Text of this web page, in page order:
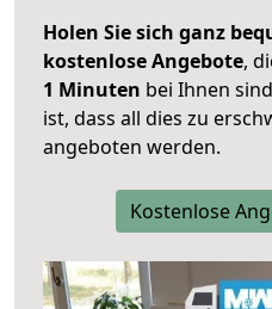
Holen Sie sich ganz
kostenlose Angebote,
1 Minuten bei Ihnen
ist, dass all dies zu
angeboten werden.
Kostenlose